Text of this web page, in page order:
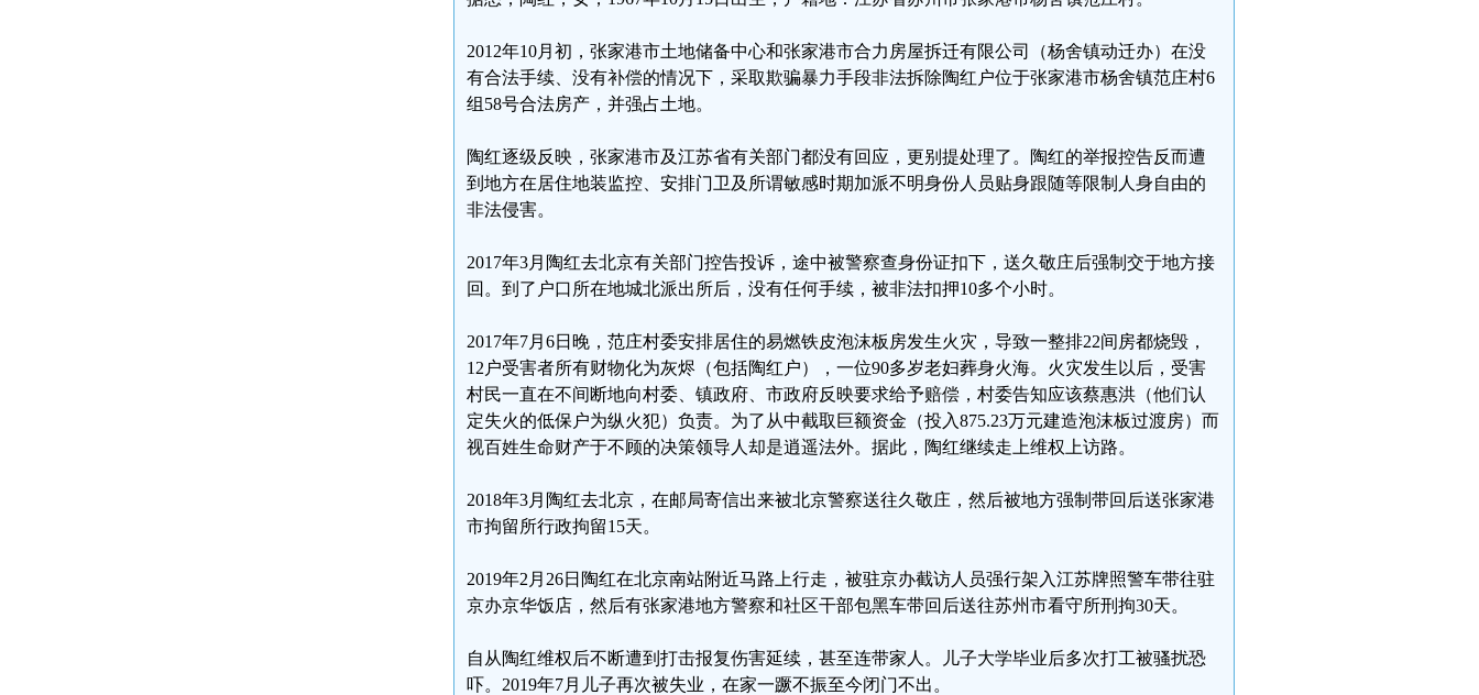
2012年10月初，张家港市土地储备中心和张家港市合力房屋拆迁有限公司（杨舍镇动迁办）在没
有合法手续、没有补偿的情况下，采取欺骗暴力手段非法拆除陶红户位于张家港市杨舍镇范庄村6
组58号合法房产，并强占土地。
陶红逐级反映，张家港市及江苏省有关部门都没有回应，更别提处理了。陶红的举报控告反而遭
到地方在居住地装监控、安排门卫及所谓敏感时期加派不明身份人员贴身跟随等限制人身自由的
非法侵害。
2017年3月陶红去北京有关部门控告投诉，途中被警察查身份证扣下，送久敬庄后强制交于地方接
回。到了户口所在地城北派出所后，没有任何手续，被非法扣押10多个小时。
2017年7月6日晚，范庄村委安排居住的易燃铁皮泡沫板房发生火灾，导致一整排22间房都烧毁，
12户受害者所有财物化为灰烬（包括陶红户），一位90多岁老妇葬身火海。火灾发生以后，受害
村民一直在不间断地向村委、镇政府、市政府反映要求给予赔偿，村委告知应该蔡惠洪（他们认
定失火的低保户为纵火犯）负责。为了从中截取巨额资金（投入875.23万元建造泡沫板过渡房）而
视百姓生命财产于不顾的决策领导人却是逍遥法外。据此，陶红继续走上维权上访路。
2018年3月陶红去北京，在邮局寄信出来被北京警察送往久敬庄，然后被地方强制带回后送张家港
市拘留所行政拘留15天。
2019年2月26日陶红在北京南站附近马路上行走，被驻京办截访人员强行架入江苏牌照警车带往驻
京办京华饭店，然后有张家港地方警察和社区干部包黑车带回后送往苏州市看守所刑拘30天。
自从陶红维权后不断遭到打击报复伤害延续，甚至连带家人。儿子大学毕业后多次打工被骚扰恐
吓。2019年7月儿子再次被失业，在家一蹶不振至今闭门不出。